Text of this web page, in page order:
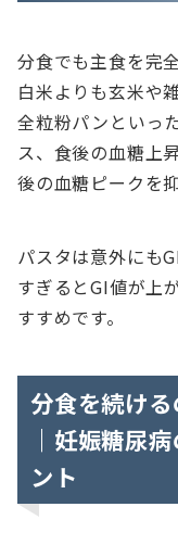
分食でも主食を完
白米よりも玄米や
全粒粉パンといっ
ス、食後の血糖上
後の血糖ピークを
パスタは意外にも
すぎるとGI値が上
すすめです。
分食を続け
｜妊娠糖尿
ント